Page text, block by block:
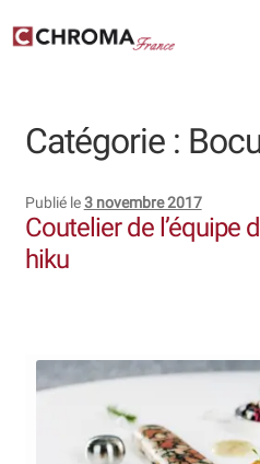
Aller
Aller
Chroma France
Commande
Conditions Générales de Vente
Contact
Expédition le jour même
Catégorie :
Publié le3 novembre 2017
Coutelier de l’équipe
hiku